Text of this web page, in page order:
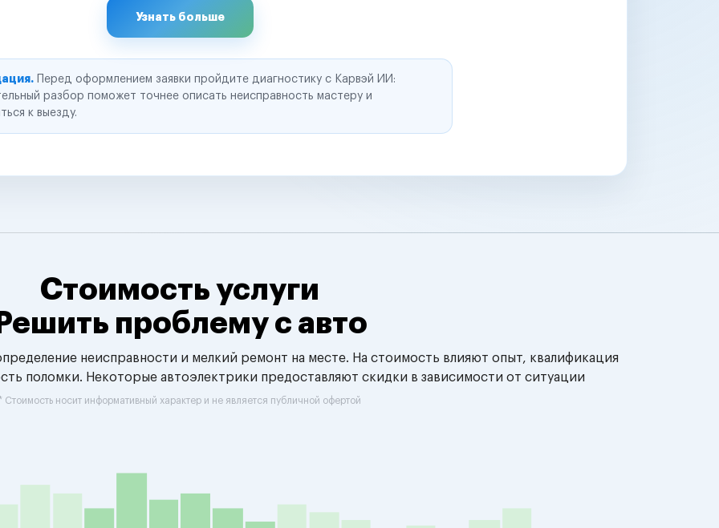
Узнать больше
Перед оформлением заявки пройдите диагностику с Карвэй ИИ:
разбор поможет точнее описать неисправность мастеру и
к выезду.
Стоимость услуги
Решить проблему с авто
неисправности и мелкий ремонт на месте. На стоимость влияют опыт, квалификация
поломки. Некоторые автоэлектрики предоставляют скидки в зависимости от ситуации
Стоимость носит информативный характер и не является публичной офертой